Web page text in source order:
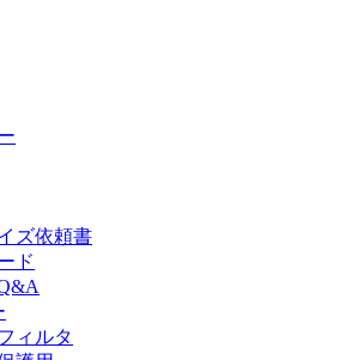
ズ依頼書
ド
ィルタ